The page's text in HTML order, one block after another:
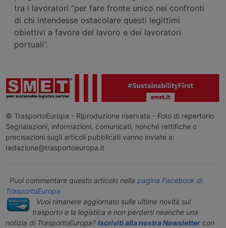
tra i lavoratori “per fare fronte unico nei confronti
di chi intendesse ostacolare questi legittimi
obiettivi a favore del lavoro e dei lavoratori
portuali”.
© TrasportoEuropa - Riproduzione riservata - Foto di repertorio
Segnalazioni, informazioni, comunicati, nonché rettifiche o
precisazioni sugli articoli pubblicati vanno inviate a:
redazione@trasportoeuropa.it
Puoi commentare questo articolo nella pagina Facebook di
TrasportoEuropa
Vuoi rimanere aggiornato sulle ultime novità sul
trasporto e la logistica e non perderti neanche una
notizia di TrasportoEuropa? Iscriviti alla nostra Newslettercon